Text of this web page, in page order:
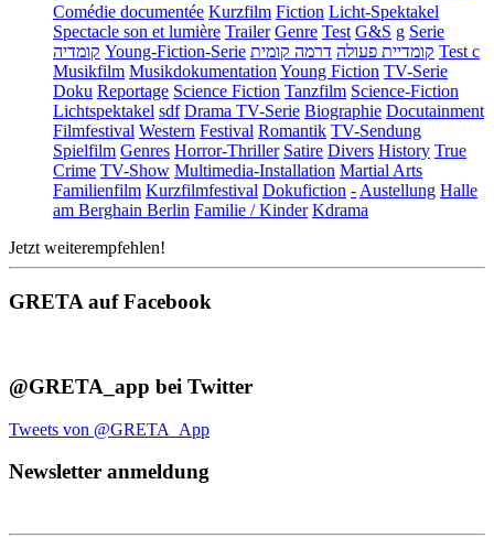
Comédie documentée Kurzfilm Fiction Licht-Spektakel
Spectacle son et lumière Trailer Genre Test G&S g Serie
קומדיה Young-Fiction-Serie קומדיית פעולה דרמה קומית
Test c
Musikfilm Musikdokumentation Young Fiction TV-Serie
Doku Reportage Science Fiction Tanzfilm Science-Fiction
Lichtspektakel sdf Drama TV-Serie Biographie Docutainment
Filmfestival Western Festival Romantik TV-Sendung
Spielfilm Genres Horror-Thriller Satire Divers History True
Crime TV-Show Multimedia-Installation Martial Arts
Familienfilm Kurzfilmfestival Dokufiction - Austellung Halle
am Berghain Berlin Familie / Kinder Kdrama
Jetzt weiterempfehlen!
GRETA auf Facebook
@GRETA_app bei Twitter
Tweets von @GRETA_App
Newsletter anmeldung